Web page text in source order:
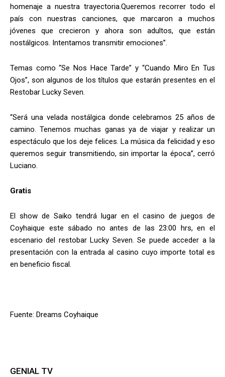
homenaje a nuestra trayectoria.Queremos recorrer todo el
país con nuestras canciones, que marcaron a muchos
jóvenes que crecieron y ahora son adultos, que están
nostálgicos. Intentamos transmitir emociones”.
Temas como “Se Nos Hace Tarde” y “Cuando Miro En Tus
Ojos”, son algunos de los títulos que estarán presentes en el
Restobar Lucky Seven.
“Será una velada nostálgica donde celebramos 25 años de
camino. Tenemos muchas ganas ya de viajar y realizar un
espectáculo que los deje felices. La música da felicidad y eso
queremos seguir transmitiendo, sin importar la época”, cerró
Luciano.
Gratis
El show de Saiko tendrá lugar en el casino de juegos de
Coyhaique este sábado no antes de las 23:00 hrs, en el
escenario del restobar Lucky Seven. Se puede acceder a la
presentación con la entrada al casino cuyo importe total es
en beneficio fiscal.
Fuente: Dreams Coyhaique
GENIAL TV